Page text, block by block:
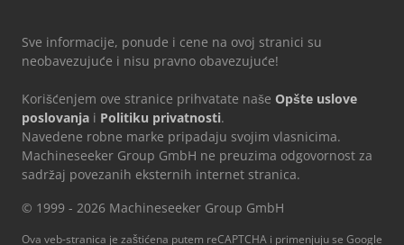
Sve informacije, ponude i cene na ovoj stranici su
neobavezujuće i nisu pravno obavezujuće!
Korišćenjem ove stranice prihvatate naše Opšte uslove
poslovanja i Politiku privatnosti.
Navedene robne marke pripadaju svojim vlasnicima.
Machineseeker Group GmbH ne preuzima odgovornost za
sadržaj povezanih eksternih internet stranica.
© 1999 - 2026 Machineseeker Group GmbH
Ova veb-stranica je zaštićena putem reCAPTCHA i primenjuju se Google